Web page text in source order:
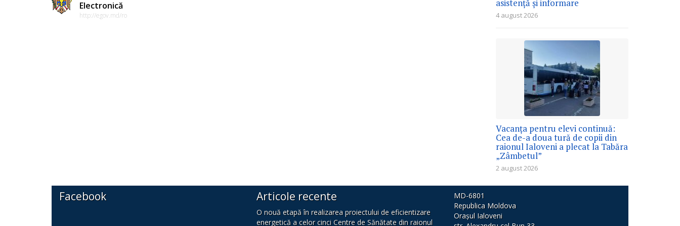
Electronică
http://egov.md/ro
asistență și informare
4 august 2026
Vacanța pentru elevi continuă:
Cea de-a doua tură de copii din
raionul Ialoveni a plecat la Tabăra
„Zâmbetul”
2 august 2026
Facebook Articole recente
O nouă etapă în realizarea proiectului de eficientizare
energetică a celor cinci Centre de Sănătate din raionul
MD-6801
Republica Moldova
Orașul Ialoveni